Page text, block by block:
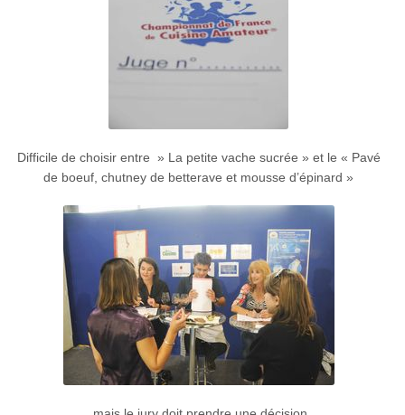
Difficile de choisir entre » La petite vache sucrée » et le « Pavé
de boeuf, chutney de betterave et mousse d’épinard »